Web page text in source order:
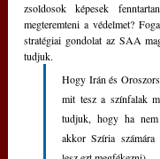
zsoldosok képesek
megteremteni a védelmet?
stratégiai gondolat az SAA
tudjuk.
Hogy Irán és
mit tesz a színfalak
tudjuk, hogy ha
akkor Szíria számára